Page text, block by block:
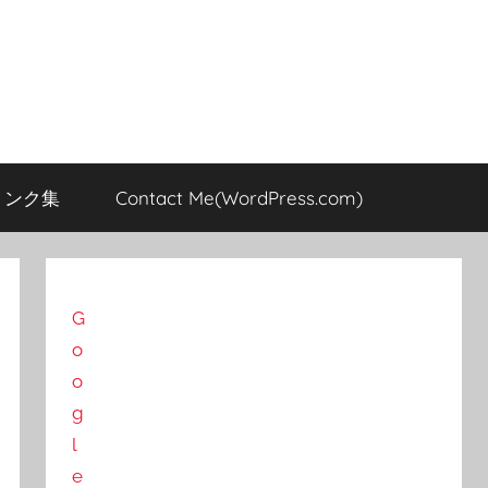
ク集 Contact Me(WordPress.com)
G
o
o
g
l
e